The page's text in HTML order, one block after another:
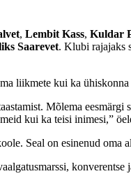
, Lembit Kass, Kuldar
Saarevet. Klubi rajajaks
liikmete kui ka
Mõlema
kui ka teisi inimesi,”
Seal on esinenud oma